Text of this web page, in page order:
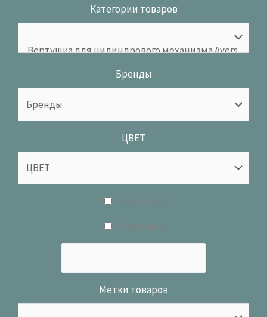
Категории товаров
Бренды
ЦВЕТ
Метки товаров